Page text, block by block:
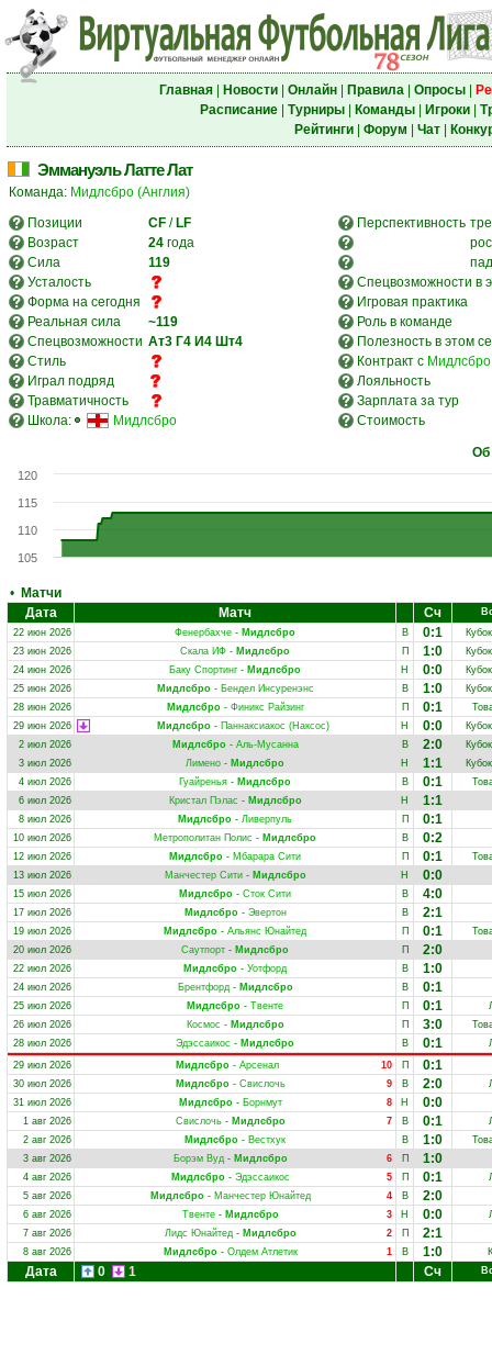
Главная| Новости| Онлайн| Правила| Опросы|
Расписание| Турниры| Команды| Игроки|
Рейтинги| Форум Чат|
Эммануэль Латте Лат
Команда: Мидлсбро (Англия)
Позиции
CF / LF Перспективность
Возраст
24 года
Сила
119
Усталость
Спецвозможности в
Форма на сегодня
Игровая практика
Реальная сила
~119
Роль в команде
Спецвозможности Ат3 Г4 И4 Шт4
Полезность в этом
Стиль
Контракт с
Играл подряд
Лояльность
Травматичность
Зарплата за тур
Школа:
Мидлсбро Стоимость
Об
105
110
115
120
• Матчи
Дата
Матч Сч
22 июн 2026
Фенербахче - Мидлсбро В 0:1
23 июн 2026
Скала ИФ - Мидлсбро П 1:0
24 июн 2026
Баку Спортинг - Мидлсбро Н 0:0
25 июн 2026
Мидлсбро- Бендел Инсуренэнс В 1:0
28 июн 2026
Мидлсбро- Финикс Райзинг П 0:1
29 июн 2026
Мидлсбро- Паннаксиакос (Наксос) Н 0:0
2 июл 2026
Мидлсбро - Аль-Мусанна В 2:0
3 июл 2026
Лимено - Мидлсбро Н 1:1
4 июл 2026
Гуайренья - Мидлсбро В 0:1
6 июл 2026
Кристал Пэлас - Мидлсбро Н 1:1
8 июл 2026 Мидлсбро - Ливерпуль П 0:1
10 июл 2026 Метрополитан Полис - Мидлсбро В 0:2
12 июл 2026 Мидлсбро - Мбарара Сити П 0:1
13 июл 2026
Манчестер Сити- Мидлсбро Н 0:0
15 июл 2026 Мидлсбро - Сток Сити В 4:0
17 июл 2026 Мидлсбро- Эвертон В 2:1
19 июл 2026 Мидлсбро - Альянс Юнайтед П 0:1
20 июл 2026
Саутпорт - Мидлсбро П 2:0
22 июл 2026 Мидлсбро - Уотфорд В 1:0
24 июл 2026 Брентфорд- Мидлсбро В 0:1
25 июл 2026 Мидлсбро - Твенте П 0:1
26 июл 2026
Космос - Мидлсбро П 3:0
28 июл 2026
Эдэссаикос - Мидлсбро В 0:1
29 июл 2026
10
Мидлсбро - Арсенал П 0:1
30 июл 2026 9
Мидлсбро- Свислочь В 2:0
31 июл 2026
8
Мидлсбро- Борнмут Н 0:0
1 авг 2026 7
Свислочь- Мидлсбро В 0:1
2 авг 2026
Мидлсбро - Вестхук В 1:0
3 авг 2026
6
Борэм Вуд- Мидлсбро П 1:0
4 авг 2026 5
Мидлсбро- Эдэссаикос П 0:1
5 авг 2026
4
Мидлсбро- Манчестер Юнайтед В 2:0
6 авг 2026 3
Твенте- Мидлсбро Н 0:0
7 авг 2026
2
Лидс Юнайтед- Мидлсбро П 2:1
8 авг 2026 1
Мидлсбро- Олдем Атлетик В 1:0
Дата 0 1 Сч